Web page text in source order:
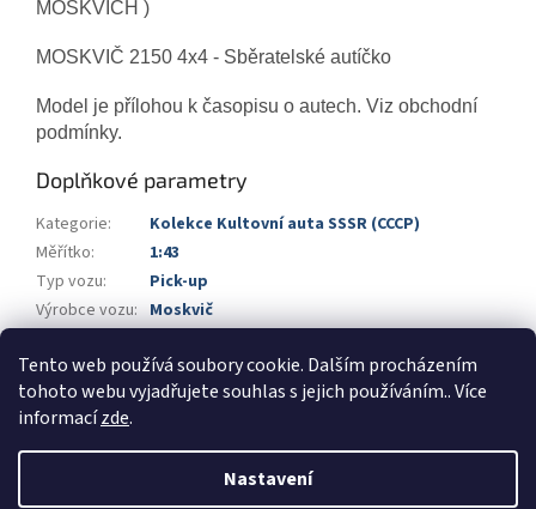
Tento web používá soubory cookie. Dalším procházením
tohoto webu vyjadřujete souhlas s jejich používáním.. Více
informacízde.
Nastavení
MOSKVICH )
MOSKVIČ 2150 4x4 - Sběratelské autíčko
Model je přílohou k časopisu o autech. Viz obchodní
podmínky.
Doplňkové parametry
Kategorie:
Kolekce Kultovní auta SSSR (CCCP)
Měřítko:
1:43
Typ vozu:
Pick-up
Výrobce vozu: Moskvič
Barva: oranžová
Vytvořil Shoptet